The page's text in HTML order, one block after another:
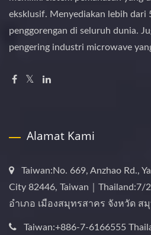
eksklusif. Menyediakan lebih dari
penggorengan di seluruh dunia.
pengering industri microwave
Alamat Kami
Taiwan:No. 669, Anzhao Rd.,
City 82446, Taiwan｜Thailand:7/
อำเภอ เมืองสมุทรสาคร จังหวัด ส
Taiwan:+886-7-6166555